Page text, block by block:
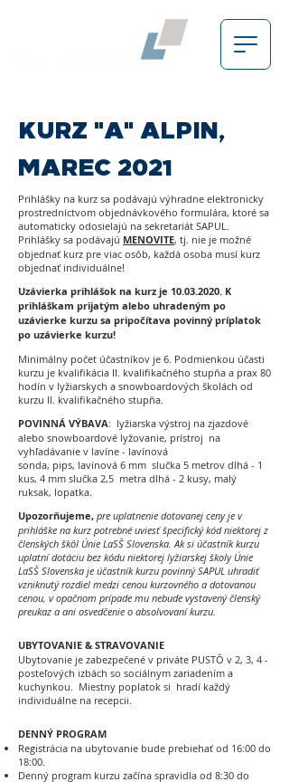
KURZ "A" ALPIN,
MAREC 2021
Prihlášky na kurz sa podávajú výhradne elektronicky
prostredníctvom objednávkového formulára, ktoré sa
automaticky odosielajú na sekretariát SAPUL.
Prihlášky sa podávajú MENOVITE, tj. nie je možné
objednať kurz pre viac osôb, každá osoba musí kurz
objednať individuálne!
Uzávierka prihlášok na kurz je 10.03.2020. K
prihláškam prijatým alebo uhradeným po
uzávierke kurzu sa pripočítava povinný príplatok
po uzávierke kurzu!
Minimálny počet účastníkov je 6. Podmienkou účasti
kurzu je kvalifikácia II. kvalifikačného stupňa a prax 80
hodín v lyžiarskych a snowboardových školách od
kurzu II. kvalifikačného stupňa.
POVINNÁ VÝBAVA: lyžiarska výstroj na zjazdové
alebo snowboardové lyžovanie, prístroj na
vyhľadávanie v lavíne - lavínová
sonda, pips, lavínová 6 mm slučka 5 metrov dlhá - 1
kus, 4 mm slučka 2,5 metra dlhá - 2 kusy, malý
ruksak, lopatka.
Upozorňujeme, pre uplatnenie dotovanej ceny je v
prihláške na kurz potrebné uviesť špecifický kód niektorej z
členských škôl Únie LaSŠ Slovenska. Ak si účastník kurzu
uplatní dotáciu bez kódu niektorej lyžiarskej školy Únie
LaSŠ Slovenska je účastník kurzu povinný SAPUL uhradiť
vzniknutý rozdiel medzi cenou kurzovného a dotovanou
cenou, v opačnom prípade mu nebude vystavený členský
preukaz a ani osvedčenie o absolvovaní kurzu.
UBYTOVANIE & STRAVOVANIE
Ubytovanie je zabezpečené v priváte PUSTÔ v 2, 3, 4 -
posteľových izbách so sociálnym zariadením a
kuchynkou. Miestny poplatok si hradí každý
individuálne na recepcii.
DENNÝ PROGRAM
Registrácia na ubytovanie bude prebiehať od 16:00 do
18:00.
Denný program kurzu začína spravidla od 8:30 do